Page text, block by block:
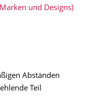
und Designs)
Abständen
Teil